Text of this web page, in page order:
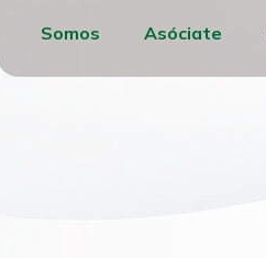
Somos Asóciate